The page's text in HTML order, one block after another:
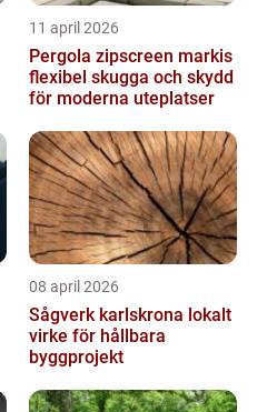
11 april 2026
Pergola zipscreen markis
flexibel skugga och skydd
för moderna uteplatser
08 april 2026
Sågverk karlskrona lokalt
virke för hållbara
byggprojekt